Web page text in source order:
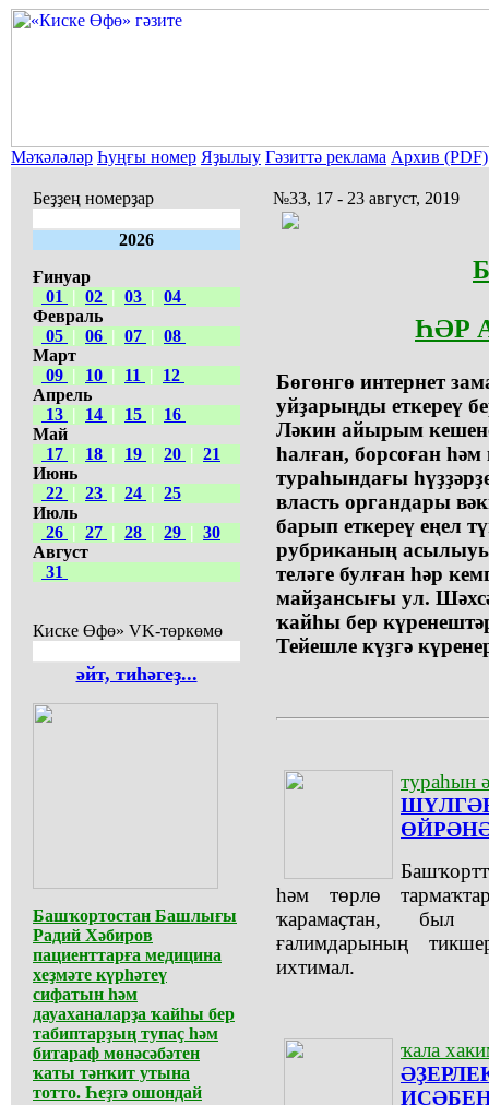
Мәҡәләләр Һуңғы номер Яҙылыу Гәзиттә реклама Архив (PDF)
Беҙҙең номерҙар
2026
Ғинуар
01
| 02 | 03 | 04
Февраль
05 | 06 | 07 | 08
Март
09 | 10 | 11 |
12
Апрель
13 | 14 | 15 |
16
Май
17 | 18 | 19 | 20 | 21
Июнь
22 | 23 | 24 | 25
Июль
26 | 27 | 28 | 29 | 30
Август
31
Киске Өфө» VK-төркөмө
әйт, тиһәгеҙ...
Башҡортостан Башлығы
Радий Хәбиров
пациенттарға медицина
хеҙмәте күрһәтеү
сифатын һәм
дауаханаларҙа ҡайһы бер
табиптарҙың тупаҫ һәм
битараф мөнәсәбәтен
ҡаты тәнҡит утына
тотто. Һеҙгә ошондай
№33, 17 - 23 август, 2019
ҺӘР
Бөгөнгө интернет
уйҙарыңды еткереү
Ләкин айырым
һалған, борсоған һәм
тураһындағы
власть органдары
барып еткереү еңел
рубриканың
теләге булған һәр
майҙансығы ул.
ҡайһы бер
Тейешле күҙгә
тураһын
һәм төрлө
ҡарамаҫтан, был
ғалимдарының
ихтимал.
ҡала